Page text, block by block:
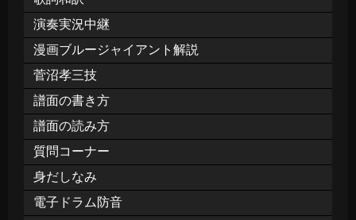
演奏実況中継
漫画ブルージャイアント解説
菅沼孝三技
譜面の書き方
譜面の読み方
質問コーナー
身だしなみ
電子ドラム防音